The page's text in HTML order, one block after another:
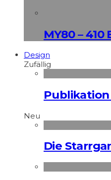
MY80 –
Design
Zufällig
Publikation
Neu
Die